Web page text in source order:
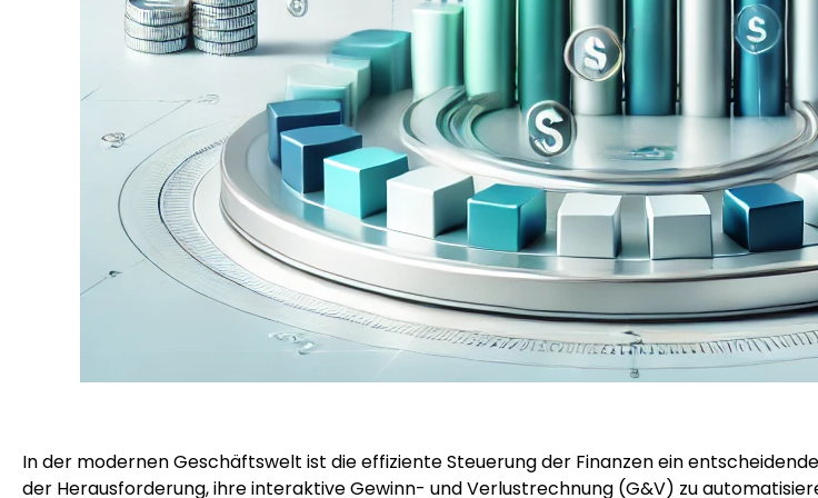
In der modernen Geschäftswelt ist die effiziente Steuerung der Finanzen ein
der Herausforderung, ihre interaktive Gewinn- und Verlustrechnung (G&V) zu